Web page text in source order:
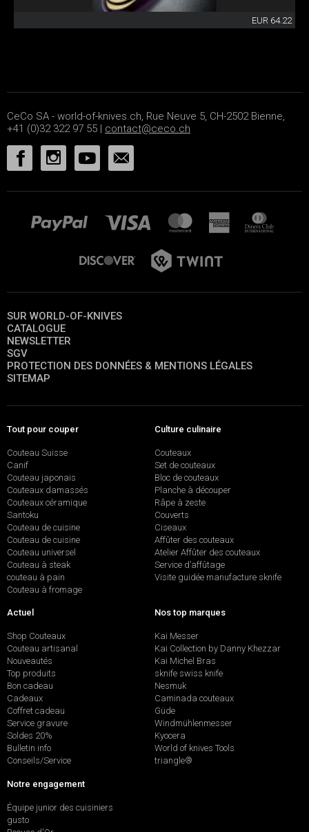
EUR 64.22
CeCo SA - world-of-knives.ch, Rue Neuve 5, CH-2502 Bienne,
+41 (0)32 322 97 55 | contact@ceco.ch
SUR WORLD-OF-KNIVES
CATALOGUE
NEWSLETTER
SGV
PROTECTION DES DONNÉES & MENTIONS LÉGALES
SITEMAP
Tout pour couper
Couteau Suisse
Canif
Couteau japonais
Couteaux damassés
Couteaux céramique
Santoku
Couteau de cuisine
Couteau de cuisine
Couteau universel
Couteau à steak
couteau à pain
Couteau à fromage
Culture culinaire
Couteaux
Set de couteaux
Bloc de couteaux
Planche à découper
Râpe à zeste
Couverts
Ciseaux
Affûter des couteaux
Atelier Affûter des couteaux
Service d’affûtage
Visite guidée manufacture sknife
Actuel
Shop Couteaux
Couteau artisanal
Nouveautés
Top produits
Bon cadeau
Cadeaux
Coffret cadeau
Service gravure
Soldes 20%
Bulletin info
Conseils/Service
Nos top marques
Kai Messer
Kai Collection by Danny Khezzar
Kai Michel Bras
sknife swiss knife
Nesmuk
Caminada couteaux
Güde
Windmühlenmesser
Kyocera
World of knives Tools
triangle®
Notre engagement
Équipe junior des cuisiniers
gusto